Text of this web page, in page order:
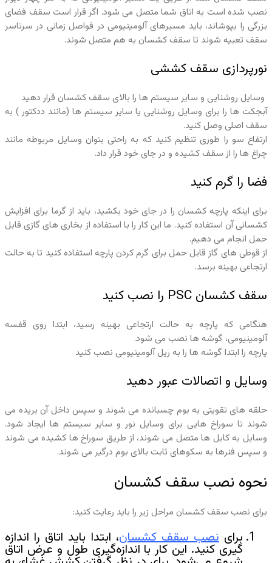
نصب شده است به اتاق شما متصل می شود. اگر قرار است سقف فضای
بزرگی را بپوشاند، باید مسیرهای آلومینیومی در فواصل زمانی در سرتاسر
سقف تعبیه شوند تا سقف کشسان به هم متصل شوند.
نورپردازی سقف کششی
وسایل روشنایی و سایر سیستم ها را بالای سقف کشسان قرار دهید
آبجکت ها را برای وسایل روشنایی یا سایر سیستم ها (مانند ددکتور ) به
سقف اصلی وصل کنید.
ارتفاع سو را طوری تنظیم کنید که به راحتی بتوان وسایل مربوطه مانند
چراغ ها را از سقف کشیده و در جای خود قرار داد.
فضا را گرم کنید
برای اینکه پارچه کشسان را در جای خود بکشید، باید از گرما برای افزایش
کشسانی آن استفاده کنید. ما این کار را با استفاده از بخاری های گازی قابل
حمل انجام می دهیم.
از قوطی های گاز قابل حمل برای گرم کردن پارچه استفاده کنید تا به حالت
ارتجاعی بهینه برسد.
سقف کشسان PSC را نصب کنید
هنگامی که پارچه به حالت ارتجاعی بهینه رسید، ابتدا روی قفسه
آلومینیومی، گوشه ها نصب می شود.
پارچه را ابتدا گوشه ها را به ریل آلومینیومی نصب کنید
وسایل و اتصالات عبور دهید
حلقه های تقویتی به بوم چسبانده می شوند و سپس داخل آن بریده می
شوند تا سوراخ هایی برای وسایل نور و سایر سیستم ها ایجاد شود.
وسایل به کابل ها متصل می شوند، از طریق سوراخ ها کشیده می شوند
و سپس فنرها به سکوهای ثابت بالای بوم درگیر می شوند.
نحوه نصب سقف کشسان
برای نصب سقف کشسان مراحل زیر را باید رعایت کنید:
براینصب سقف کشسان، ابتدا باید اتاق را اندازه
گیری کنید. این کار با اندازه‌گیری طول و عرض اتاق